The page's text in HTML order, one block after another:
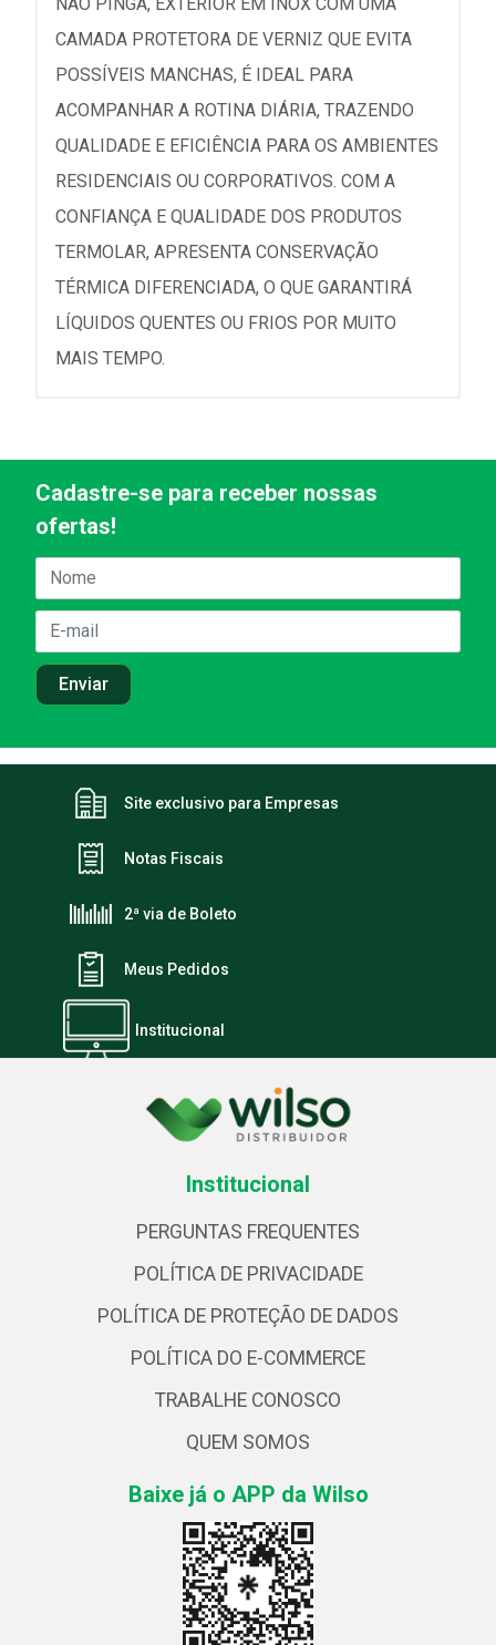
NÃO PINGA, EXTERIOR EM INOX COM UMA
CAMADA PROTETORA DE VERNIZ QUE EVITA
POSSÍVEIS MANCHAS, É IDEAL PARA
ACOMPANHAR A ROTINA DIÁRIA, TRAZENDO
QUALIDADE E EFICIÊNCIA PARA OS AMBIENTES
RESIDENCIAIS OU CORPORATIVOS. COM A
CONFIANÇA E QUALIDADE DOS PRODUTOS
TERMOLAR, APRESENTA CONSERVAÇÃO
TÉRMICA DIFERENCIADA, O QUE GARANTIRÁ
LÍQUIDOS QUENTES OU FRIOS POR MUITO
MAIS TEMPO.
Cadastre-se para receber nossas
ofertas!
Site exclusivo para Empresas
Notas Fiscais
2ª via de Boleto
Meus Pedidos
Institucional
Institucional
PERGUNTAS FREQUENTES
POLÍTICA DE PRIVACIDADE
POLÍTICA DE PROTEÇÃO DE DADOS
POLÍTICA DO E-COMMERCE
TRABALHE CONOSCO
QUEM SOMOS
Baixe já o APP da Wilso